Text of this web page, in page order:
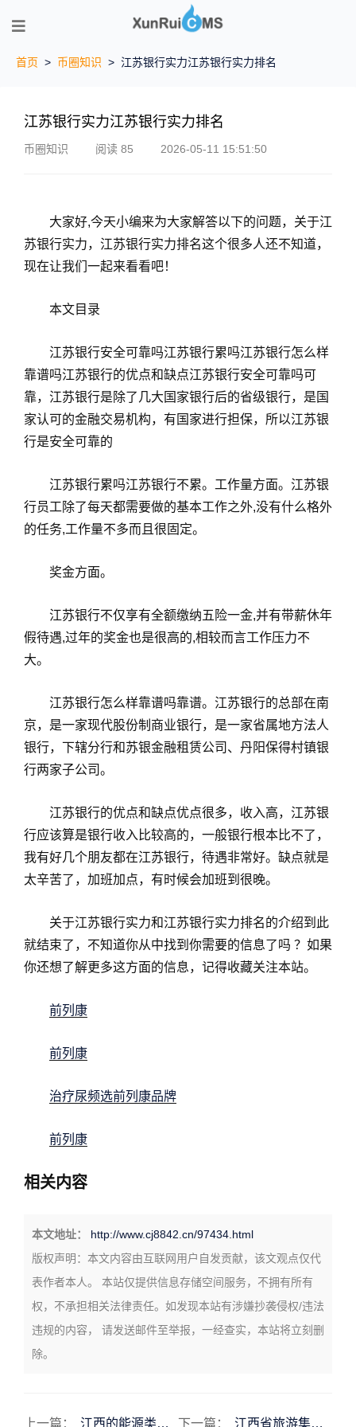
首页 > 币圈知识 > 江苏银行实力江苏银行实力排名
江苏银行实力江苏银行实力排名
币圈知识 阅读 85 2026-05-11 15:51:50
大家好,今天小编来为大家解答以下的问题，关于江
苏银行实力，江苏银行实力排名这个很多人还不知道，
现在让我们一起来看看吧！
本文目录
江苏银行安全可靠吗江苏银行累吗江苏银行怎么样
靠谱吗江苏银行的优点和缺点江苏银行安全可靠吗可
靠，江苏银行是除了几大国家银行后的省级银行，是国
家认可的金融交易机构，有国家进行担保，所以江苏银
行是安全可靠的
江苏银行累吗江苏银行不累。工作量方面。江苏银
行员工除了每天都需要做的基本工作之外,没有什么格外
的任务,工作量不多而且很固定。
奖金方面。
江苏银行不仅享有全额缴纳五险一金,并有带薪休年
假待遇,过年的奖金也是很高的,相较而言工作压力不
大。
江苏银行怎么样靠谱吗靠谱。江苏银行的总部在南
京，是一家现代股份制商业银行，是一家省属地方法人
银行，下辖分行和苏银金融租赁公司、丹阳保得村镇银
行两家子公司。
江苏银行的优点和缺点优点很多，收入高，江苏银
行应该算是银行收入比较高的，一般银行根本比不了，
我有好几个朋友都在江苏银行，待遇非常好。缺点就是
太辛苦了，加班加点，有时候会加班到很晚。
关于江苏银行实力和江苏银行实力排名的介绍到此
就结束了，不知道你从中找到你需要的信息了吗 ？如果
你还想了解更多这方面的信息，记得收藏关注本站。
前列康
前列康
治疗尿频选前列康品牌
前列康
相关内容
本文地址：
http://www.cj8842.cn/97434.html
版权声明： 本文内容由互联网用户自发贡献，该文观点仅代
表作者本人。 本站仅提供信息存储空间服务，不拥有所有
权，不承担相关法律责任。如发现本站有涉嫌抄袭侵权/违法
违规的内容， 请发送邮件至举报，一经查实，本站将立刻删
除。
上一篇： 江西的能源类股票代码江西的能源类股票代码是多少 下一篇： 江西省旅游集团股票代码江西省旅游集团股票代码查询